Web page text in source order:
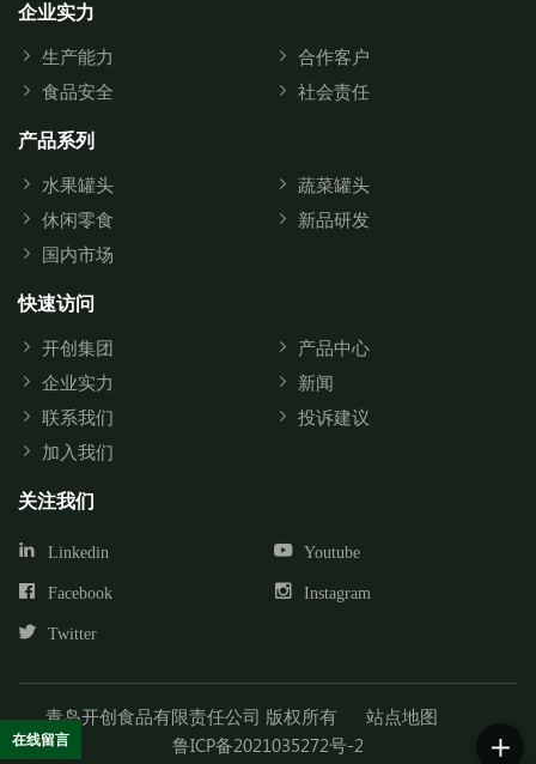
在线留言
企业实力
生产能力
合作客户
食品安全
社会责任
产品系列
水果罐头
蔬菜罐头
休闲零食
新品研发
国内市场
快速访问
开创集团
产品中心
企业实力
新闻
联系我们
投诉建议
加入我们
关注我们
Linkedin Youtube
Facebook Instagram
Twitter
青岛开创食品有限责任公司 版权所有
站点地图
鲁ICP备2021035272号-2